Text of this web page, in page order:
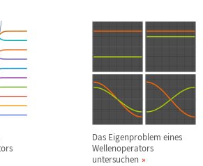
Das Eigenproblem eines
Wellenoperators
untersuchen